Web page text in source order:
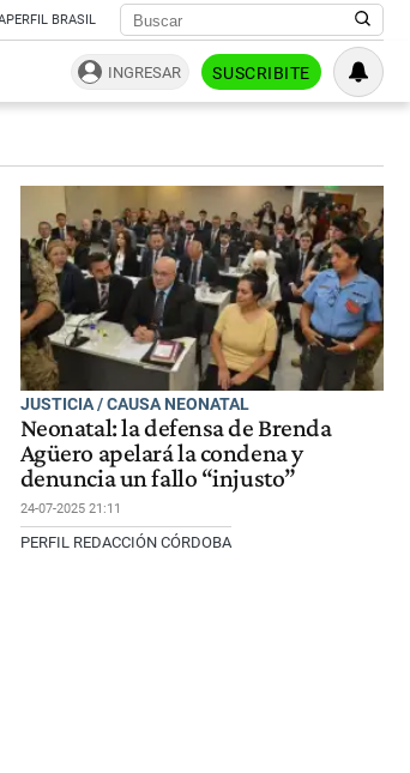
PERFIL BRASIL
INGRESAR SUSCRIBITE
JUSTICIA / CAUSA NEONATAL
Neonatal: la defensa de Brenda
Agüero apelará la condena y
denuncia un fallo “injusto”
24-07-2025 21:11
PERFIL REDACCIÓN CÓRDOBA